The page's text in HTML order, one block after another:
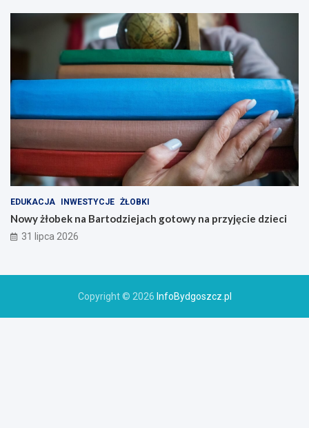
EDUKACJA INWESTYCJE ŻŁOBKI
Nowy żłobek na Bartodziejach gotowy na przyjęcie dzieci
31 lipca 2026
Copyright © 2026 InfoBydgoszcz.pl